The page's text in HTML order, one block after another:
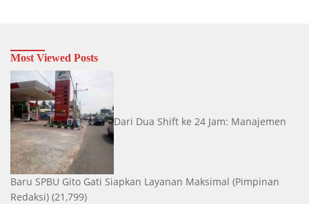
Most Viewed Posts
Dari Dua Shift ke 24 Jam: Manajemen
Baru SPBU Gito Gati Siapkan Layanan Maksimal (Pimpinan
Redaksi) (21,799)